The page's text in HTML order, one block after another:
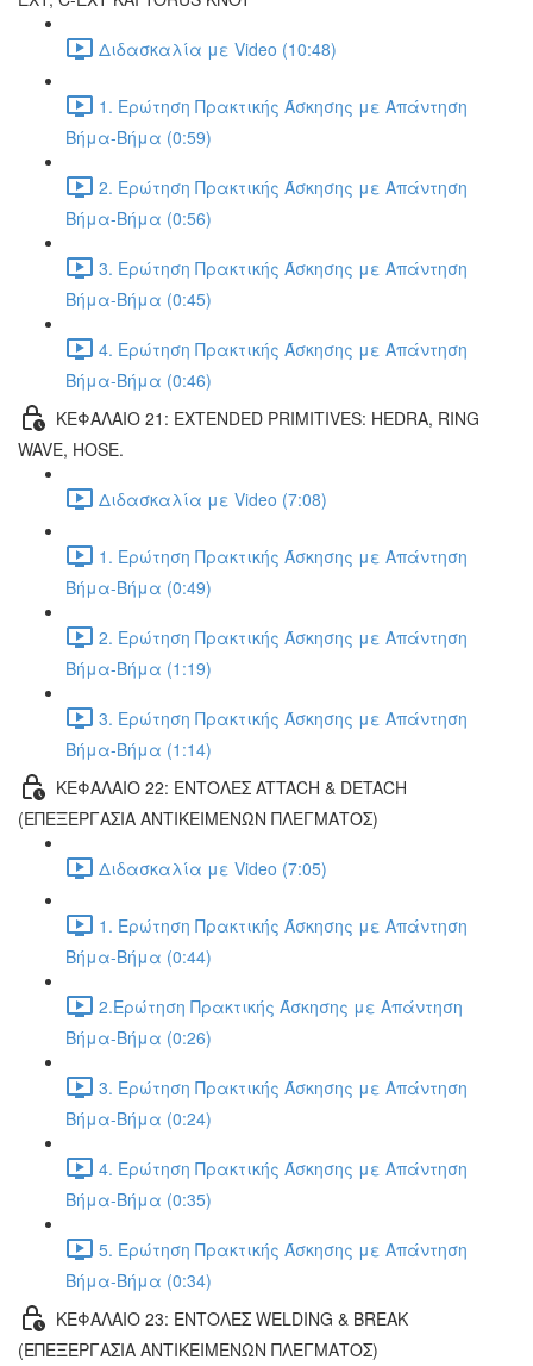
Διδασκαλία με Video (10:48)
1. Ερώτηση Πρακτικής Άσκησης με Απάντηση
Βήμα-Βήμα (0:59)
2. Ερώτηση Πρακτικής Άσκησης με Απάντηση
Βήμα-Βήμα (0:56)
3. Ερώτηση Πρακτικής Άσκησης με Απάντηση
Βήμα-Βήμα (0:45)
4. Ερώτηση Πρακτικής Άσκησης με Απάντηση
Βήμα-Βήμα (0:46)
ΚΕΦΑΛΑΙΟ 21: EXTENDED PRIMITIVES: HEDRA, RING
WAVE, HOSE.
Διδασκαλία με Video (7:08)
1. Ερώτηση Πρακτικής Άσκησης με Απάντηση
Βήμα-Βήμα (0:49)
2. Ερώτηση Πρακτικής Άσκησης με Απάντηση
Βήμα-Βήμα (1:19)
3. Ερώτηση Πρακτικής Άσκησης με Απάντηση
Βήμα-Βήμα (1:14)
ΚΕΦΑΛΑΙΟ 22: ΕΝΤΟΛΕΣ ATTACH & DETACH
(ΕΠΕΞΕΡΓΑΣΙΑ ΑΝΤΙΚΕΙΜΕΝΩΝ ΠΛΕΓΜΑΤΟΣ)
Διδασκαλία με Video (7:05)
1. Ερώτηση Πρακτικής Άσκησης με Απάντηση
Βήμα-Βήμα (0:44)
2.Ερώτηση Πρακτικής Άσκησης με Απάντηση
Βήμα-Βήμα (0:26)
3. Ερώτηση Πρακτικής Άσκησης με Απάντηση
Βήμα-Βήμα (0:24)
4. Ερώτηση Πρακτικής Άσκησης με Απάντηση
Βήμα-Βήμα (0:35)
5. Ερώτηση Πρακτικής Άσκησης με Απάντηση
Βήμα-Βήμα (0:34)
ΚΕΦΑΛΑΙΟ 23: ΕΝΤΟΛΕΣ WELDING & BREAK
(ΕΠΕΞΕΡΓΑΣΙΑ ΑΝΤΙΚΕΙΜΕΝΩΝ ΠΛΕΓΜΑΤΟΣ)